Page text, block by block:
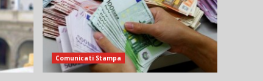
Comunicati Stampa